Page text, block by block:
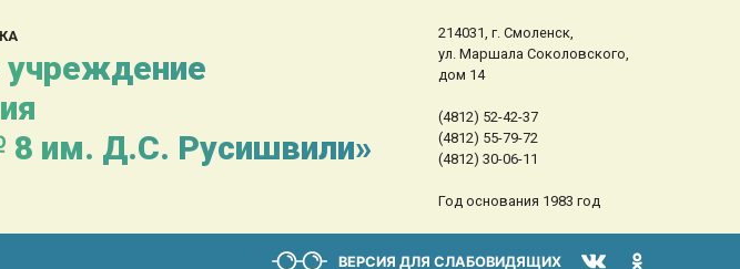
8 им. Д.С. Русишвили»
214031, г. Смоленск,
ул. Маршала Соколовского,
дом 14
(4812) 52-42-37
(4812) 55-79-72
(4812) 30-06-11
Год основания 1983 год
ВЕРСИЯ ДЛЯ СЛАБОВИДЯЩИХ